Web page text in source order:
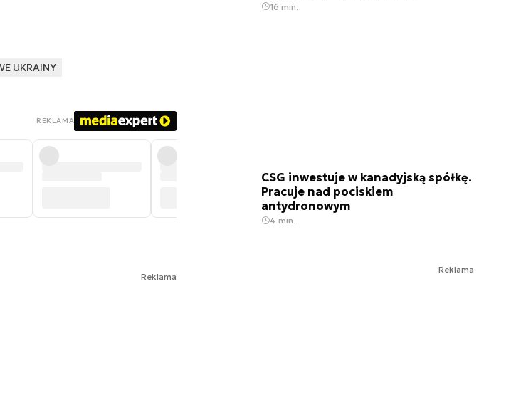
UKRAINY
REKLAMA
Reklama
16 min.
CSG inwestuje w kanadyjską spółkę.
Pracuje nad pociskiem
antydronowym
4 min.
Reklama